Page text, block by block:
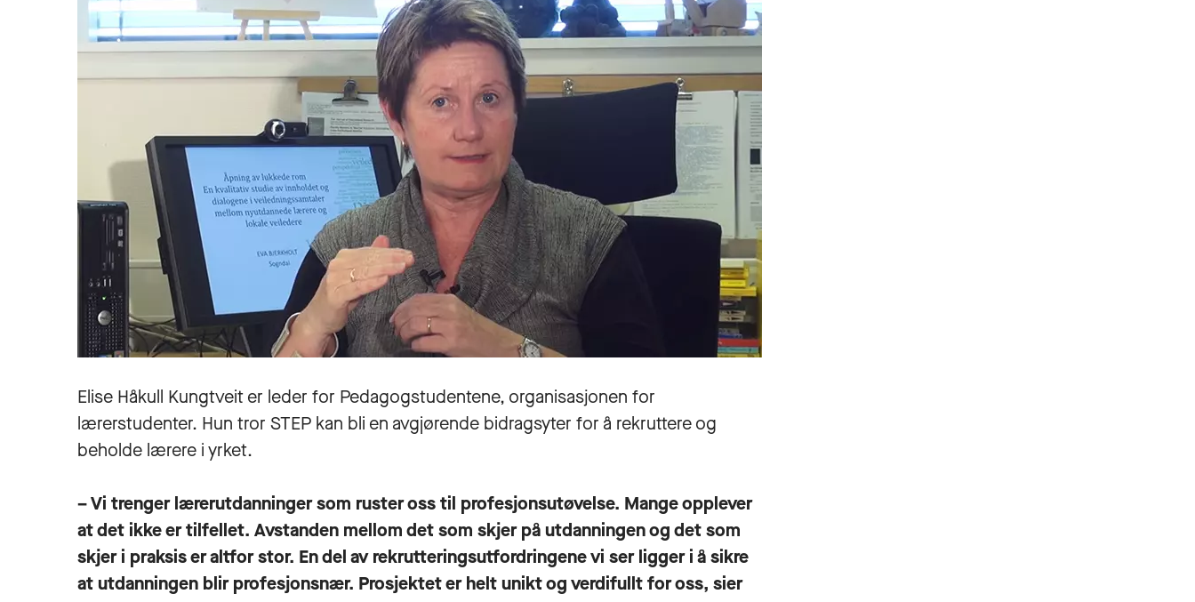
Elise Håkull Kungtveit er leder for Pedagogstudentene, organisasjonen for
lærerstudenter. Hun tror STEP kan bli en avgjørende bidragsyter for å rekruttere og
beholde lærere i yrket.
– Vi trenger lærerutdanninger som ruster oss til profesjonsutøvelse. Mange opplever
at det ikke er tilfellet. Avstanden mellom det som skjer på utdanningen og det som
skjer i praksis er altfor stor. En del av rekrutteringsutfordringene vi ser ligger i å sikre
at utdanningen blir profesjonsnær. Prosjektet er helt unikt og verdifullt for oss, sier